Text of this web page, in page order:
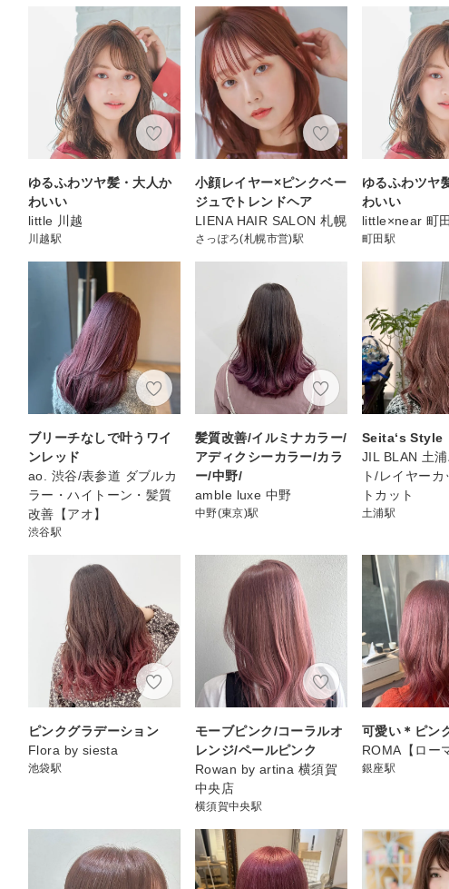
ゆるふわツヤ髪・大人か
わいい
little 川越
川越駅
小顔レイヤー×ピンクベー
ジュでトレンドヘア
LIENA HAIR SALON 札幌
さっぽろ(札幌市営)駅
ゆるふわツヤ
わいい
little×near 町田
町田駅
ブリーチなしで叶うワイ
ンレッド
ao. 渋谷/表参道 ダブルカ
ラー・ハイトーン・髪質
改善【アオ】
渋谷駅
髪質改善/イルミナカラー/
アディクシーカラー/カラ
ー/中野/
amble luxe 中野
中野(東京)駅
Seita‘s Style
JIL BLAN 土
ト/レイヤー
トカット
土浦駅
ピンクグラデーション
Flora by siesta
池袋駅
モーブピンク/コーラルオ
レンジ/ペールピンク
Rowan by artina 横須賀
中央店
横須賀中央駅
可愛い＊ピン
ROMA【ロー
銀座駅